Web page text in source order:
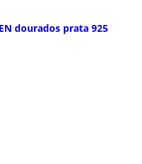
dourados prata 925